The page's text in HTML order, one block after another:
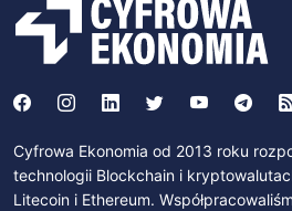
Cyfrowa Ekonomia od 2013 roku
technologii Blockchain i
Litecoin i Ethereum.